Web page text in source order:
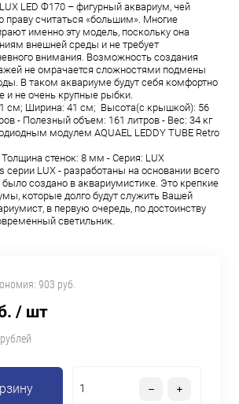
LED Ф170 – фигурный аквариум, чей
считаться «большим». Многие
именно эту модель, поскольку она
внешней среды и не требует
внимания. Возможность создания
не омрачается сложностями подмены
В таком аквариуме будут себя комфортно
и не очень крупные рыбки.
см; Ширина: 41 см; Высота(с крышкой): 56
- Полезный объем: 161 литров - Вес: 34 кг
модулем AQUAEL LEDDY TUBE Retro
стенок: 8 мм - Серия: LUX
LUX - разработаны на основании всего
было создано в аквариумистике. Это крепкие
которые долго будут служить Вашей
в первую очередь, по достоинству
светильник.
903 руб.
/ шт